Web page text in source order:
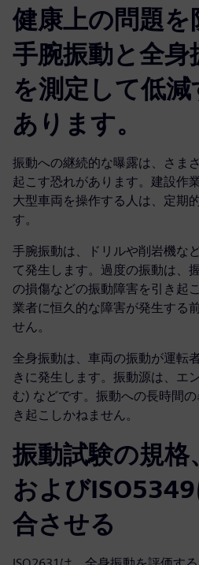
健康上の問題を
手腕振動と全身
を測定して低
あります。
振動への継続的な曝露は、さま
起こす恐れがあります。建設作
大型車両を操作する人は、定期
す。
手腕振動は、ドリルや削岩機な
て発生します。過度の振動は、
の損傷などの振動障害を引き起
業者に恒久的な障害が発生する
せん。
全身振動は、車両の振動が運転
きに発生します。振動源は、エ
む) などです。振動への長時間の
き起こしかねません。
振動試験の規格
および
合させる